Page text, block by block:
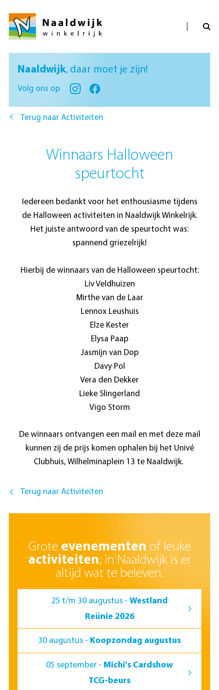
Naaldwijk, daar moet je zijn!
Volg ons op
Terug naar Activiteiten
Winnaars Halloween
speurtocht
Iedereen bedankt voor het enthousiasme tijdens
de Halloween activiteiten in Naaldwijk Winkelrijk.
Het juiste antwoord van de speurtocht was:
spannend griezelrijk!
Hierbij de winnaars van de Halloween speurtocht:
Liv Veldhuizen
Mirthe van de Laar
Lennox Leushuis
Elze Kester
Elysa Paap
Jasmijn van Dop
Davy Pol
Vera den Dekker
Lieke Slingerland
Vigo Storm
De winnaars ontvangen een mail en met deze mail
kunnen zij de prijs komen ophalen bij het Univé
Clubhuis, Wilhelminaplein 13 te Naaldwijk.
Terug naar Activiteiten
Grote evenementen of leuke
activiteiten; in Naaldwijk is er
altijd wat te beleven.
25 t/m 30 augustus - Westland
Reünie 2026
30 augustus - Koopzondag augustus
05 september - Michi's Cardshow
TCG-beurs